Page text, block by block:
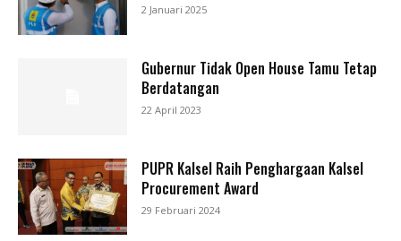
2 Januari 2025
Gubernur Tidak Open House Tamu Tetap
Berdatangan
22 April 2023
PUPR Kalsel Raih Penghargaan Kalsel
Procurement Award
29 Februari 2024